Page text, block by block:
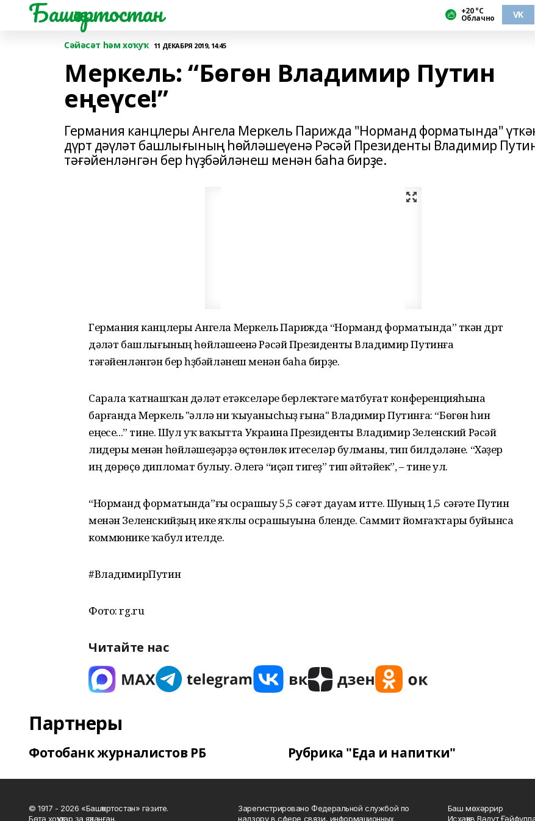
Башҡортостан +20 °С
Облачно VK
Сәйәсәт һәм хоҡуҡ 11 ДЕКАБРЯ 2019, 14:45
Меркель: “Бөгөн Владимир Путин
еңеүсе!”
Германия канцлеры Ангела Меркель Парижда "Норманд форматында"
дүрт дәүләт башлығының һөйләшеүенә Рәсәй Президенты Владимир
тәғәйенләнгән бер һүҙбәйләнеш менән баһа бирҙе.
Германия канцлеры Ангела Меркель Парижда “Норманд форматында” үткән дүрт
дәүләт башлығының һөйләшеүенә Рәсәй Президенты Владимир Путинға
тәғәйенләнгән бер һүҙбәйләнеш менән баһа бирҙе.
Сарала ҡатнашҡан дәүләт етәкселәре берлектәге матбуғат конференцияһына
барғанда Меркель "әллә ни ҡыуанысһыҙ ғына" Владимир Путинға: “Бөгөн һин
еңеүсе...” тине. Шул уҡ ваҡытта Украина Президенты Владимир Зеленский Рәсәй
лидеры менән һөйләшеүҙәрҙә өҫтөнлөк итеүселәр булманы, тип билдәләне. “Хәҙер
иң дөрөҫө дипломат булыу. Әлегә “иҫәп тигеҙ” тип әйтәйек”, – тине ул.
“Норманд форматында”ғы осрашыу 5,5 сәғәт дауам итте. Шуның 1,5 сәғәте Путин
менән Зеленскийҙың ике яҡлы осрашыуына бүленде. Саммит йомғаҡтары буйынса
коммюнике ҡабул ителде.
#ВладимирПутин
Фото: rg.ru
Читайте нас
Партнеры
Фотобанк журналистов РБ Рубрика "Еда и напитки"
© 1917 - 2026 «Башҡортостан» гәзите.
Бөтә хоҡуҡтар ҙа яҡланған.
Зарегистрировано Федеральной службой по
надзору в сфере связи, информационных
Баш мөхәррир
Исхаҡов Вәдүт